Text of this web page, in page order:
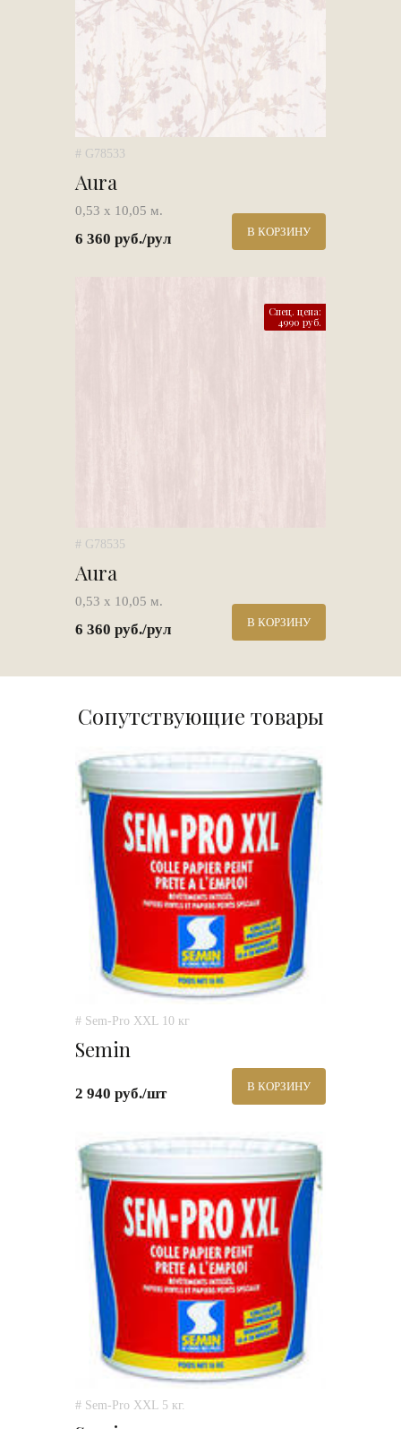
# G78533
Aura
0,53 х 10,05 м.
6 360 руб./рул В КОРЗИНУ
Спец. цена:
4990 руб.
# G78535
Aura
0,53 х 10,05 м.
6 360 руб./рул В КОРЗИНУ
Сопутствующие товары
# Sem-Pro XXL 10 кг
Semin
2 940 руб./шт В КОРЗИНУ
# Sem-Pro XXL 5 кг.